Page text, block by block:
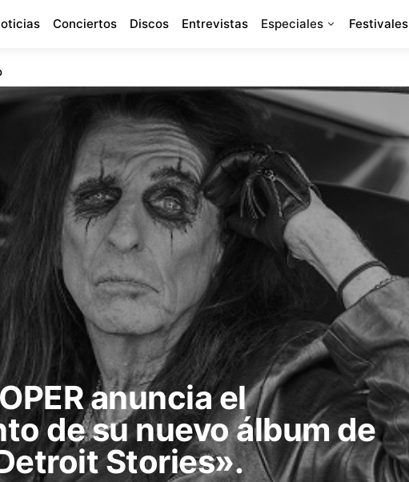
Conciertos Discos Entrevistas Especiales Festivales
anuncia el
de su nuevo álbum de
Stories».